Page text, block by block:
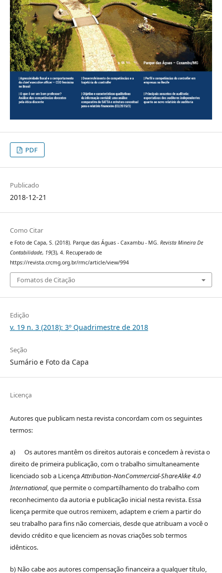
PDF
Publicado
2018-12-21
Como Citar
e Foto de Capa, S. (2018). Parque das Águas - Caxambu - MG. Revista Mineira De
Contabilidade, 19(3), 4. Recuperado de
https://revista.crcmg.org.br/rmc/article/view/994
Fomatos de Citação
Edição
v. 19 n. 3 (2018): 3º Quadrimestre de 2018
Seção
Sumário e Foto da Capa
Licença
Autores que publicam nesta revista concordam com os seguintes
termos:
a) Os autores mantêm os direitos autorais e concedem à revista o
direito de primeira publicação, com o trabalho simultaneamente
licenciado sob a LicençaAttribution-NonCommercial-ShareAlike 4.0
International, que permite o compartilhamento do trabalho com
reconhecimento da autoria e publicação inicial nesta revista. Essa
licença permite que outros remixem, adaptem e criem a partir do
seu trabalho para fins não comerciais, desde que atribuam a você o
devido crédito e que licenciem as novas criações sob termos
idênticos.
b) Não cabe aos autores compensação financeira a qualquer título,